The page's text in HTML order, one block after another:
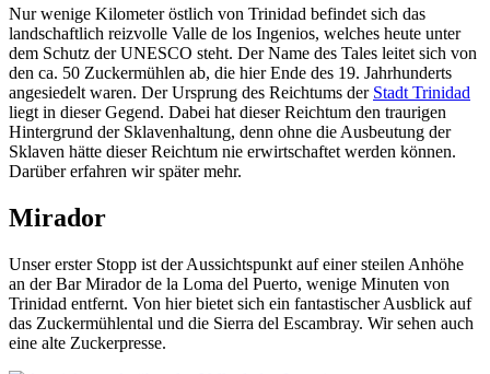
Nur wenige Kilometer östlich von Trinidad befindet sich das
landschaftlich reizvolle Valle de los Ingenios, welches heute unter
dem Schutz der UNESCO steht. Der Name des Tales leitet sich von
den ca. 50 Zuckermühlen ab, die hier Ende des 19. Jahrhunderts
angesiedelt waren. Der Ursprung des Reichtums der Stadt Trinidad
liegt in dieser Gegend. Dabei hat dieser Reichtum den traurigen
Hintergrund der Sklavenhaltung, denn ohne die Ausbeutung der
Sklaven hätte dieser Reichtum nie erwirtschaftet werden können.
Darüber erfahren wir später mehr.
Mirador
Unser erster Stopp ist der Aussichtspunkt auf einer steilen Anhöhe
an der Bar Mirador de la Loma del Puerto, wenige Minuten von
Trinidad entfernt. Von hier bietet sich ein fantastischer Ausblick auf
das Zuckermühlental und die Sierra del Escambray. Wir sehen auch
eine alte Zuckerpresse.